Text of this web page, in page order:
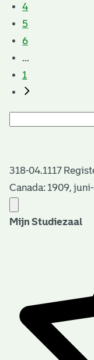
4
5
6
...
1
318-04.1117
Canada: 1909,
Mijn Studiezaal